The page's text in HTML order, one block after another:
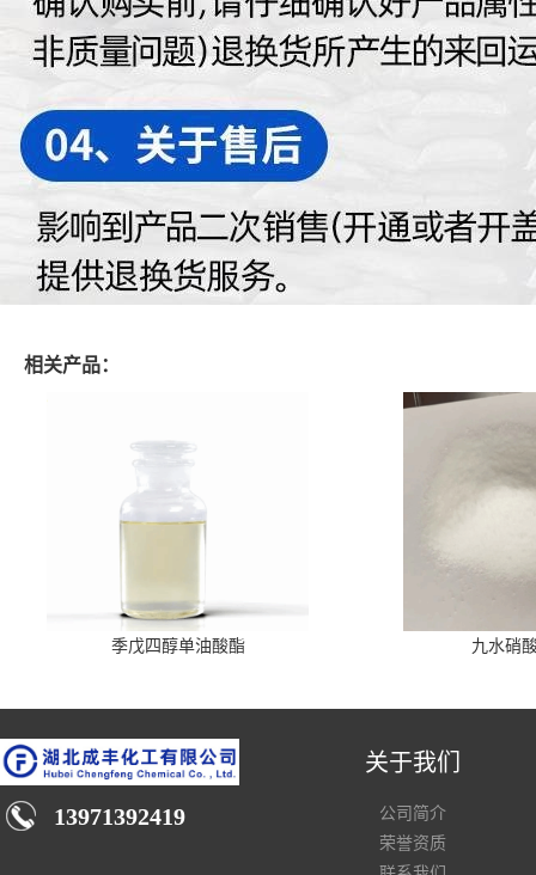
相关产品：
季戊四醇单油酸酯 九水硝
13971392419
关于我们
公司简介
荣誉资质